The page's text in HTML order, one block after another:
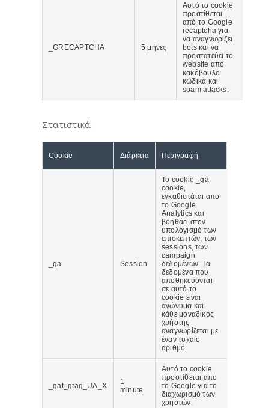
_GRECAPTCHA 5 μήνες
Αυτό το cookie
προστίθεται
από το Google
recaptcha για
να αναγνωρίζει
bots και να
προστατεύει το
website από
κακόβουλο
κώδικα και
spam attacks.
Στατιστικά:
Cookie Διάρκεια Περιγραφή
_ga Session
Το cookie _ga
cookie,
εγκαθιστάται απο
το Google
Analytics και
βοηθάει στον
υπολογισμό των
επισκεπτών, των
sessions, των
campaign
δεδομένων. Τα
δεδομένα που
αποθηκεύονται
σε αυτό το
cookie είναι
ανώνυμα και
κάθε μοναδικός
χρήστης
αναγνωρίζεται με
έναν τυχαίο
αριθμό.
_gat_gtag_UA_Χ
1
minute
Αυτό το cookie
προστίθεται απο
το Google για το
διαχωρισμό των
χρηστών.